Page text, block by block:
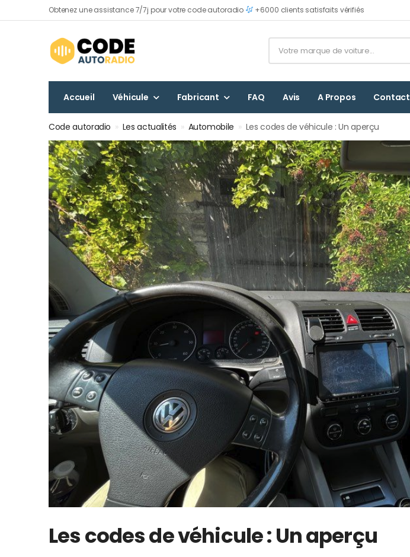
Obtenez une assistance 7/7j pour votre code autoradio +6000 clients satisfaits vérifiés
Accueil Véhicule Fabricant FAQ Avis A Propos Contact
Code autoradio » Les actualités » Automobile » Les codes de véhicule : Un aperçu
Les codes de véhicule : Un aperçu